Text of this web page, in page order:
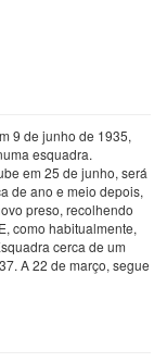
9 de junho de 1935,
esquadra.
em 25 de junho, será
de ano e meio depois,
preso, recolhendo
como habitualmente,
cerca de um
A 22 de março, segue